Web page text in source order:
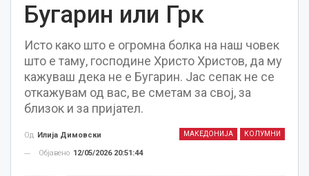
Бугарин или Грк
Исто како што е огромна болка на наш човек
што е таму, господине Христо Христов, да му
кажуваш дека не е Бугарин. Јас сепак не се
откажувам од вас, ве сметам за свој, за
близок и за пријател.
МАКЕДОНИЈА КОЛУМНИ
Од Илија Димовски
Објавено 12/05/2026 20:51:44